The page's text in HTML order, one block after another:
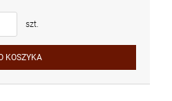
szt.
KOSZYKA